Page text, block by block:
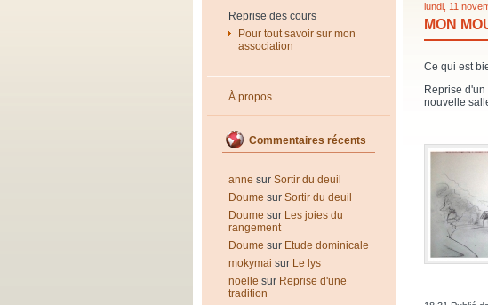
Reprise des cours
Pour tout savoir sur mon
association
À propos
Commentaires récents
anne sur Sortir du deuil
Doume sur Sortir du deuil
Doume sur Les joies du
rangement
Doume sur Etude dominicale
mokymai sur Le lys
noelle sur Reprise d'une
tradition
lundi, 11
MON
Ce qui est
Reprise
nouvelle